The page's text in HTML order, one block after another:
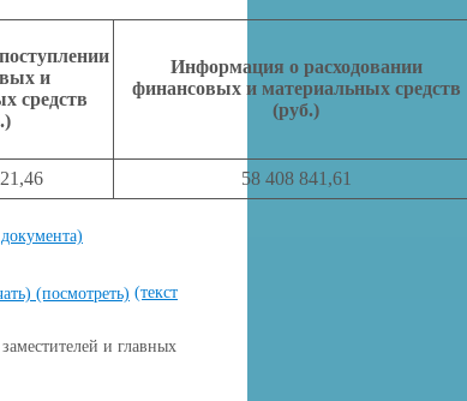
и
средств
Информация о расходовании
финансовых и материальных средств
(руб.)
58 408 841,61
(посмотреть) (текст
и главных